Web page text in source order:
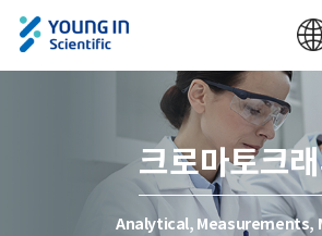
크로마토크
Analytical, Measurements,